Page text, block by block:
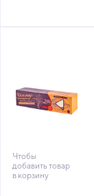
Чтобы
добавить товар
в корзину